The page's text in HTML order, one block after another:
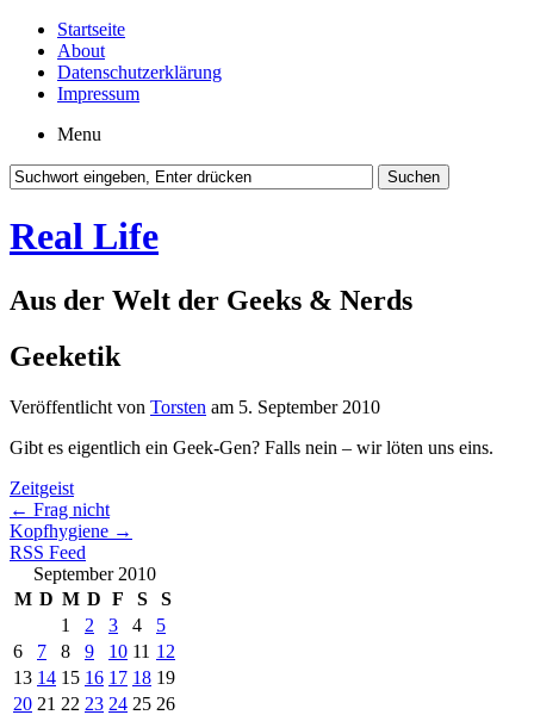
Startseite
About
Datenschutzerklärung
Impressum
Menu
Real Life
Aus der Welt der Geeks & Nerds
Geeketik
Veröffentlicht von Torsten am 5. September 2010
Gibt es eigentlich ein Geek-Gen? Falls nein – wir löten uns eins.
Zeitgeist
← Frag nicht
Kopfhygiene →
RSS Feed
September 2010
M D M D F S
S
1
2 3 4
5
6
7 8 9 10 11 12
13 14 15 16 17 18 19
20 21 22 23 24 25 26